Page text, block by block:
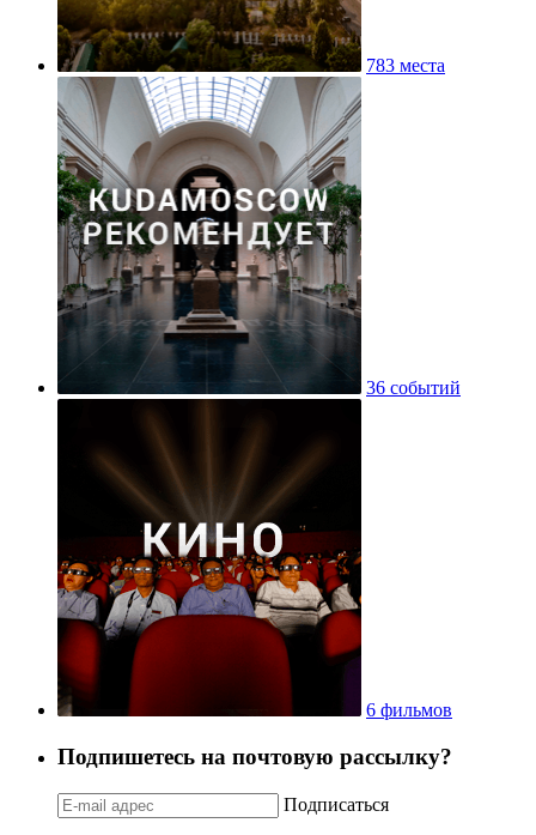
783 места
36 событий
6 фильмов
Подпишетесь на почтовую рассылку?
Подписаться